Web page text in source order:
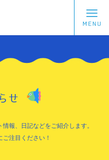
せ
報、日記などをご紹介します。
注目ください！